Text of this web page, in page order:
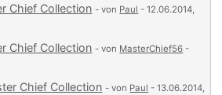
Chief Collection - von Paul - 12.06.2014,
Chief Collection - von MasterChief56 -
Chief Collection - von Paul - 13.06.2014,